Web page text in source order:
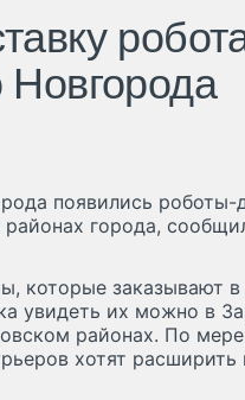
появились
города,
которые заказывают
увидеть их можно в
районах. По мере
хотят